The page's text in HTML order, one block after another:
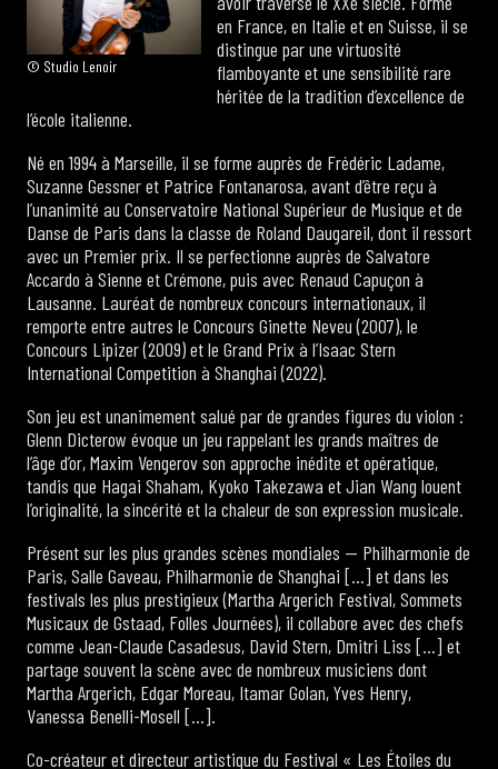
© Studio Lenoir
en France, en Italie et en Suisse, il se
distingue par une virtuosité
flamboyante et une sensibilité rare
héritée de la tradition d’excellence de
l’école italienne.
Né en 1994 à Marseille, il se forme auprès de Frédéric Ladame,
Suzanne Gessner et Patrice Fontanarosa, avant d’être reçu à
l’unanimité au Conservatoire National Supérieur de Musique et de
Danse de Paris dans la classe de Roland Daugareil, dont il ressort
avec un Premier prix. Il se perfectionne auprès de Salvatore
Accardo à Sienne et Crémone, puis avec Renaud Capuçon à
Lausanne. Lauréat de nombreux concours internationaux, il
remporte entre autres le Concours Ginette Neveu (2007), le
Concours Lipizer (2009) et le Grand Prix à l’Isaac Stern
International Competition à Shanghai (2022).
Son jeu est unanimement salué par de grandes figures du violon :
Glenn Dicterow évoque un jeu rappelant les grands maîtres de
l’âge d’or, Maxim Vengerov son approche inédite et opératique,
tandis que Hagai Shaham, Kyoko Takezawa et Jian Wang louent
l’originalité, la sincérité et la chaleur de son expression musicale.
Présent sur les plus grandes scènes mondiales — Philharmonie de
Paris, Salle Gaveau, Philharmonie de Shanghai […] et dans les
festivals les plus prestigieux (Martha Argerich Festival, Sommets
Musicaux de Gstaad, Folles Journées), il collabore avec des chefs
comme Jean-Claude Casadesus, David Stern, Dmitri Liss […] et
partage souvent la scène avec de nombreux musiciens dont
Martha Argerich, Edgar Moreau, Itamar Golan, Yves Henry,
Vanessa Benelli-Mosell […].
Co-créateur et directeur artistique du Festival « Les Étoiles du